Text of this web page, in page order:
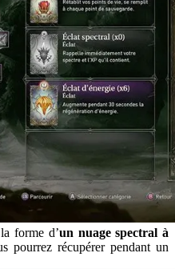
forme d’un nuage spectral à
pourrez récupérer pendant un